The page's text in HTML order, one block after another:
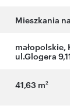
Mieszkania
małopolskie,
ul.Glogera
41,63 m2